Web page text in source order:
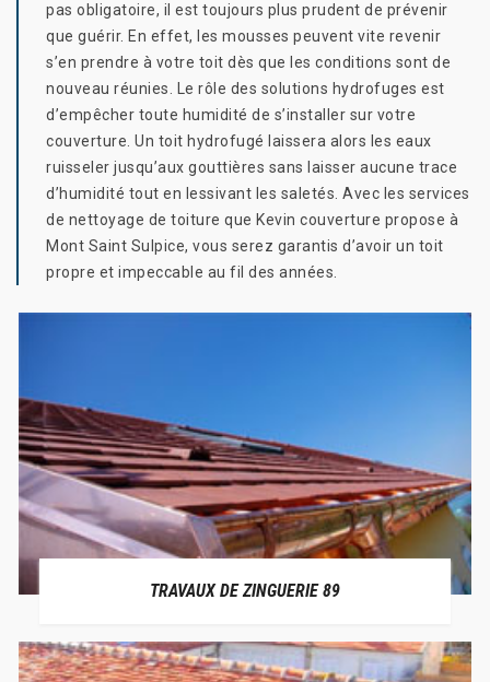
pas obligatoire, il est toujours plus prudent de prévenir
que guérir. En effet, les mousses peuvent vite revenir
s’en prendre à votre toit dès que les conditions sont de
nouveau réunies. Le rôle des solutions hydrofuges est
d’empêcher toute humidité de s’installer sur votre
couverture. Un toit hydrofugé laissera alors les eaux
ruisseler jusqu’aux gouttières sans laisser aucune trace
d’humidité tout en lessivant les saletés. Avec les services
de nettoyage de toiture que Kevin couverture propose à
Mont Saint Sulpice, vous serez garantis d’avoir un toit
propre et impeccable au fil des années.
TRAVAUX DE ZINGUERIE 89